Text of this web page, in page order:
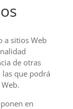
a sitios Web
de otras
que podrá
en